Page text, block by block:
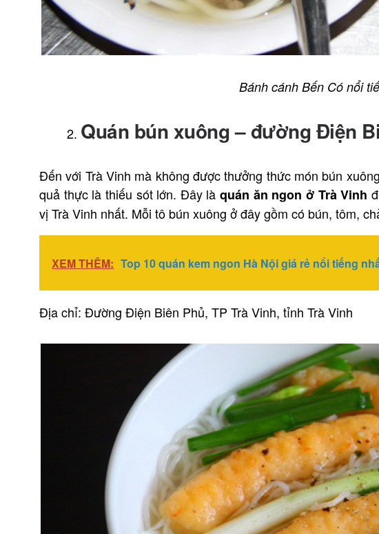
Bánh cánh Bến Có nổi
Quán bún xuông – đường Điện
Đến với Trà Vinh mà không được thưởng thức món bún
quả thực là thiếu sót lớn. Đây làquán ăn ngon ở Trà Vinh
vị Trà Vinh nhất. Mỗi tô bún xuông ở đây gồm có bún, tôm,
XEM THÊM: Top 10 quán kem ngon Hà Nội giá rẻ nổi tiếng
Địa chỉ: Đường Điện Biên Phủ, TP Trà Vinh, tỉnh Trà Vinh